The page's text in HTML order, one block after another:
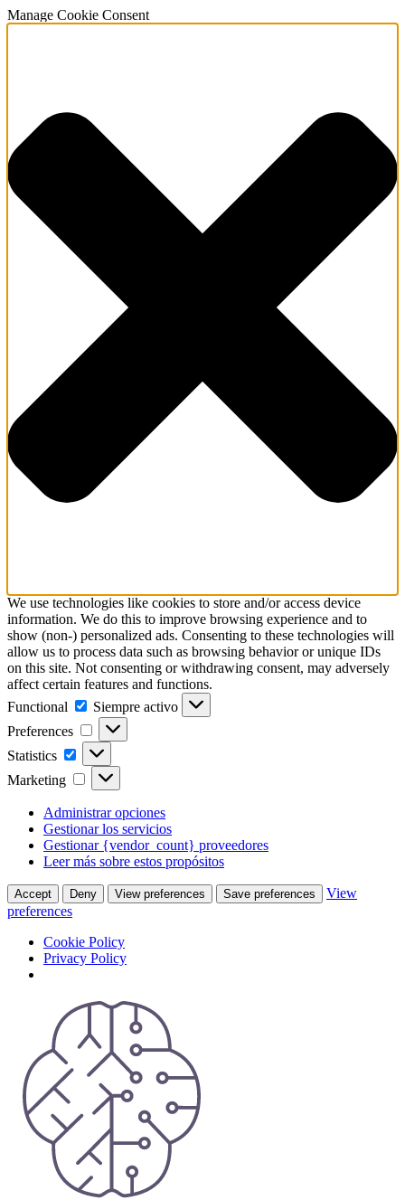
Manage Cookie Consent
We use technologies like cookies to store and/or access device
information. We do this to improve browsing experience and to
show (non-) personalized ads. Consenting to these technologies will
allow us to process data such as browsing behavior or unique IDs
on this site. Not consenting or withdrawing consent, may adversely
affect certain features and functions.
Functional
Functional
Siempre activo
Preferences
Preferences
Statistics Statistics
Marketing Marketing
Administrar opciones
Gestionar los servicios
Gestionar {vendor_count} proveedores
Leer más sobre estos propósitos
Accept Deny View preferences Save preferences
View
preferences
Cookie Policy
Privacy Policy